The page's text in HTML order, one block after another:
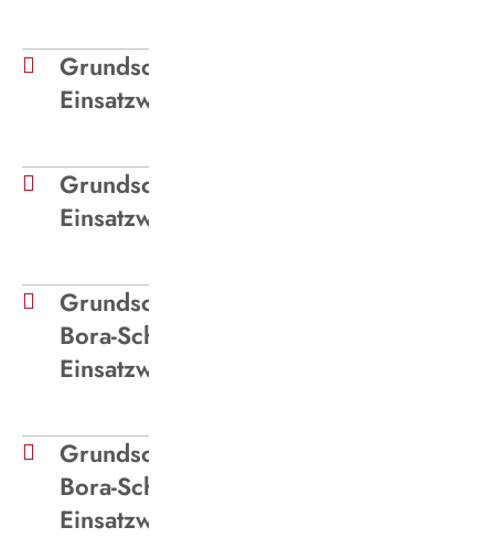
Grundschule Flaesheim Haltern
Einsatzwagen Schulbeginn
Grundschule Flaesheim Haltern
Einsatzwagen Schulschluss
Grundschule Katharina-von-
Bora-Schule Haltern -
Einsatzwagen Schulbeginn
Grundschule Katharina-von-
Bora-Schule Haltern -
Einsatzwagen Schulschluss